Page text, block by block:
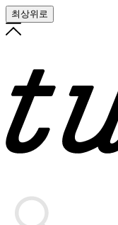
최상위로